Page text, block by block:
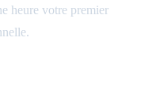
heure votre premier